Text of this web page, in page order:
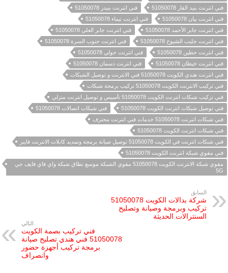
فني انترنت بنيد القار 51050078
فني انترنت بنيدر 51050078
فني انترنت بيان 51050078
فني انترنت تيماء 51050078
فني انترنت جابر الأحمد 51050078
فني انترنت جابر العلي 51050078
فني انترنت جليب الشيوخ 51050078
فني انترنت جنوب السرة 51050078
فني انترنت حطين 51050078
فني انترنت حولي 51050078
فني انترنت خيطان 51050078
فني انترنت دسمان 51050078
فني انترنت هندي الكويت 51050078 فني الانترنت و توصيل الشبكات
فني تركيب الانترنت الكويت 51050078 تركيب برمجة شبكات
فني تركيب شبكات انترنت الكويت 51050078 تأسيس و توصيل انترنت منزلي
فني توصيل شبكات انترنت الكويت 51050078
فني شبكات اتصالات 51050078
فني شبكات انترنت 51050078 خدمات فني انترنت محترف
فني شبكات انترنت الكويت 51050078
فني شبكات انترنت في الكويت 51050078 توصيل صيانة برمجة وتمديد كابلات الانترنت فايبر
فني مقوي شبكة انترنت الكويت 51050078
مقوي شبكة الانترنت الكويت 51050078 مقوي الشبكة موسع نطاق شبكة واي فاي فايف جي
5G
السابق
شركة بدالات الكويت 51050078
تركيب وبرمجة وصيانة وتصليح
السنترالات الحديثة
التالي
فني تركيب بصمة الكويت
51050078 فني هندي تصليح صيانة
برمجة تركيب أجهزة حضور
وانصراف